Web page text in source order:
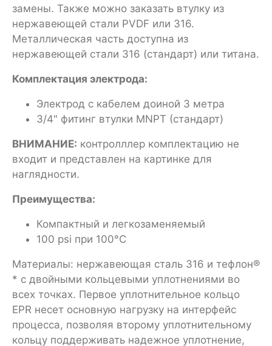
замены. Также можно заказать втулку из
нержавеющей стали PVDF или 316.
Металлическая часть доступна из
нержавеющей стали 316 (стандарт) или титана.
Комплектация электрода:
Электрод с кабелем доиной 3 метра
3/4" фитинг втулки MNPT (стандарт)
ВНИМАНИЕ: контролллер комплектацию не
входит и представлен на картинке для
наглядности.
Преимущества:
Компактный и легкозаменяемый
100 psi при 100°C
Материалы: нержавеющая сталь 316 и тефлон®
* с двойными кольцевыми уплотнениями во
всех точках. Первое уплотнительное кольцо
EPR несет основную нагрузку на интерфейс
процесса, позволяя второму уплотнительному
кольцу поддерживать надежное уплотнение,